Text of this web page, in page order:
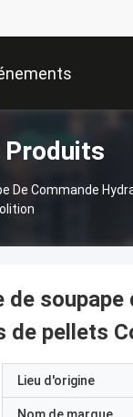
Produits
De Commande
de pellets
Lieu d'origine